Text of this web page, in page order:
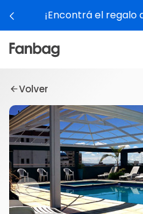
¡Encontrá el regalo
Volver